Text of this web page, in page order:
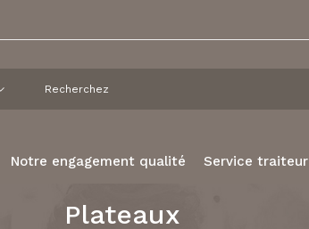
Notre engagement qualité Service traiteur
Plateaux